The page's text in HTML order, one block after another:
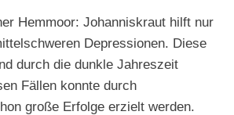
Hemmoor: Johanniskraut hilft nur
Depressionen. Diese
durch die dunkle Jahreszeit
Fällen konnte durch
große Erfolge erzielt werden.